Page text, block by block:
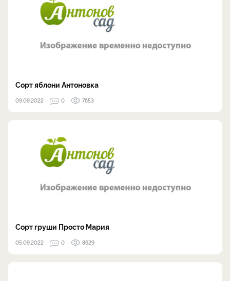
Сорт яблони Антоновка
09.09.2022 0 7653
Сорт груши Просто Мария
05.09.2022 0 8629